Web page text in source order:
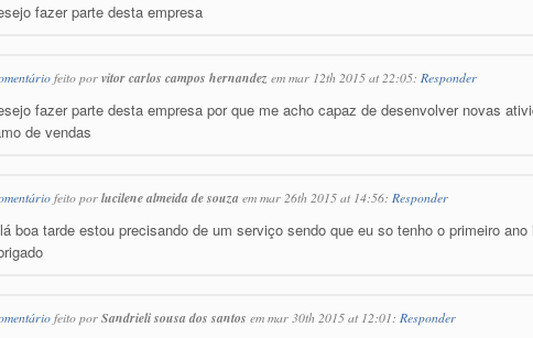
fazer parte desta empresa
feito porvitor carlos campos hernandez em mar 12th 2015 at 22:05: Responder
fazer parte desta empresa por que me acho capaz de desenvolver novas
de vendas
feito porlucilene almeida de souza em mar 26th 2015 at 14:56: Responder
boa tarde estou precisando de um serviço sendo que eu so tenho o primeiro ano
feito porSandrieli sousa dos santos em mar 30th 2015 at 12:01: Responder